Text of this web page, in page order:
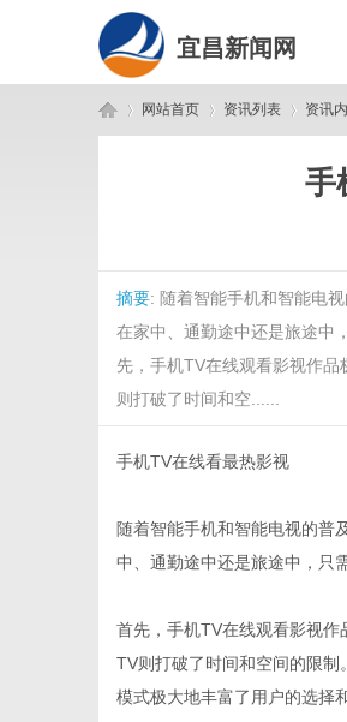
宜昌新闻网
网站首页 资讯列表 资讯
手
摘要: 随着智能手机和智能电
在家中、通勤途中还是旅途中
先，手机TV在线观看影视作
则打破了时间和空......
手机TV在线看最热影视
随着智能手机和智能电视的普
中、通勤途中还是旅途中，只
首先，手机TV在线观看影视
TV则打破了时间和空间的限
模式极大地丰富了用户的选择